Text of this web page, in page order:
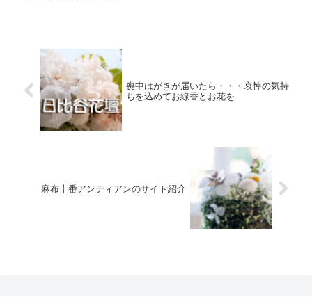
喪中はがきが届いたら・・・哀悼の気持
ちを込めてお線香とお花を
麻布十番アンティアンのサイト紹介